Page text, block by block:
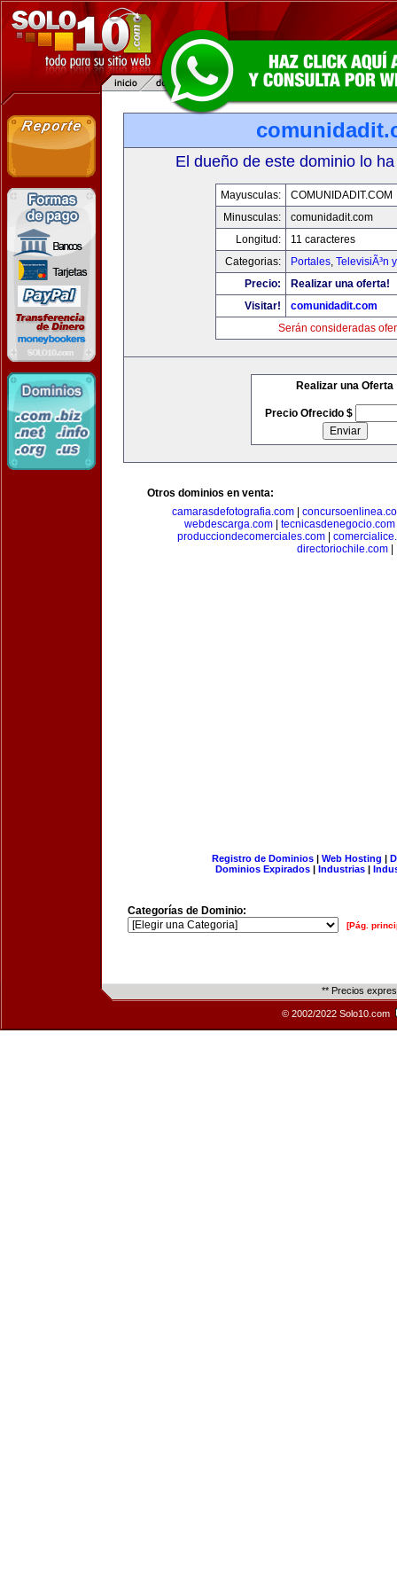
El dueño de este dominio lo
Mayusculas:
COMUNIDADIT.COM
Minusculas:
comunidadit.com
Longitud:
11 caracteres
Categorias:
Portales, TelevisiÃ³n
Precio:
Realizar una oferta!
Visitar!
comunidadit.com
Serán consideradas
Realizar una Oferta
Precio Ofrecido $
Otros dominios en venta:
camarasdefotografia.com|
webdescarga.com| tecnicasdenegocio.com
producciondecomerciales.com|
directoriochile.com|
Registro de Dominios| Web Hosting |
Dominios Expirados | Industrias |
Categorías de Dominio:
[Pág.
** Precios
© 2002/2022 Solo10.com